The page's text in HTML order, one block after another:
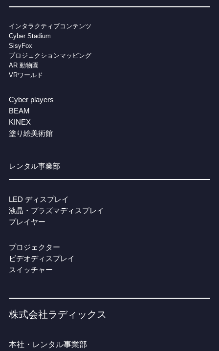
インタラクティブコンテンツ
Cyber Stadium
SisyFox
プロジェクションマッピング
AR 動物園
VRワールド
Cyber players
BEAM
KINEX
塗り絵美術館
レンタル事業部
LED ディスプレイ
液晶・プラズマディスプレイ
プレイヤー
プロジェクター
ビデオディスプレイ
スイッチャー
株式会社ラディックス
本社・レンタル事業部